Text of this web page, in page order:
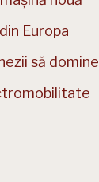
Europa
să domine